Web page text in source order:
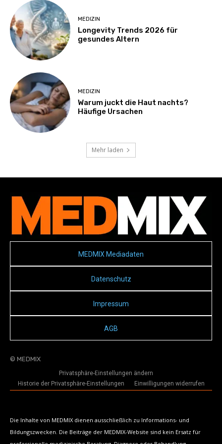
MEDIZIN
Longevity Trends 2026 für
gesundes Altern
MEDIZIN
Warum juckt die Haut nachts?
Häufige Ursachen
Mehr laden
MEDMIX Mediadaten
Datenschutz
Impressum
AGB
© MEDMIX
Privatsphäre-Einstellungen ändern
Historie der Privatsphäre-Einstellungen
Einwilligungen widerrufen
Die Inhalte von MEDMIX dienen ausschließlich zu Informations- und
Bildungszwecken. Die Beiträge der MEDMIX-Website sind kein Ersatz für